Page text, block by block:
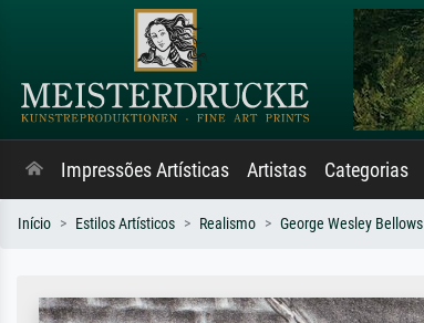
Impressões Artísticas Artistas Categorias
Início Estilos Artísticos Realismo George Wesley Bellows